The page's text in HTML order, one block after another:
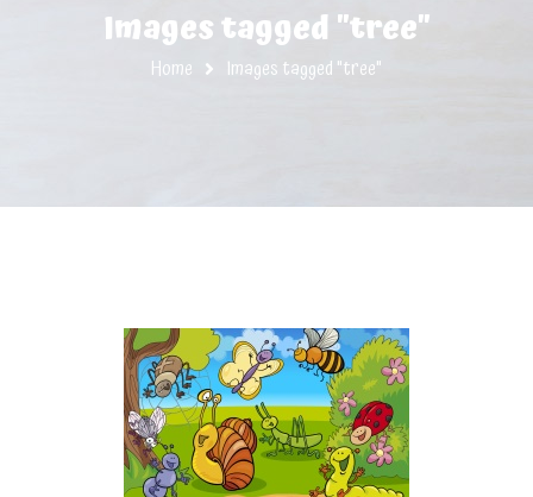
Images tagged "tree"
Home Images tagged "tree"